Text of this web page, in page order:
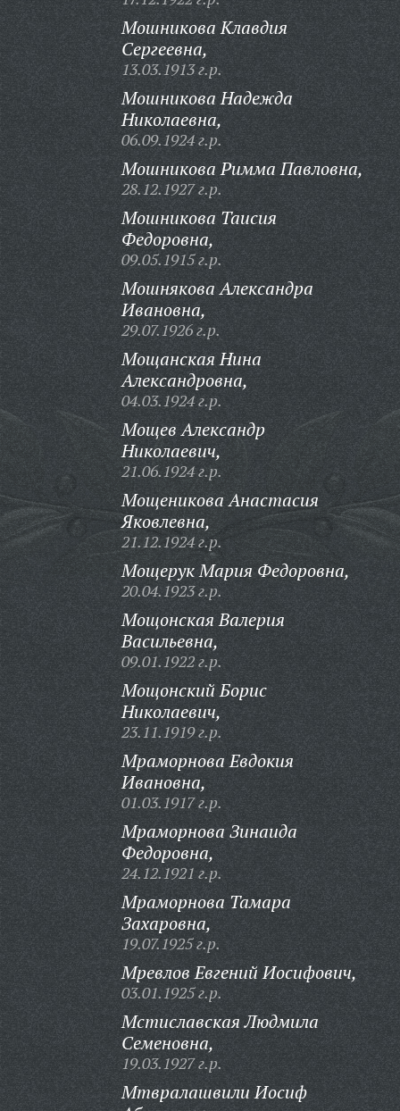
Мошникова Клавдия
Сергеевна,
13.03.1913 г.р.
Мошникова Надежда
Николаевна,
06.09.1924 г.р.
Мошникова Римма Павловна,
28.12.1927 г.р.
Мошникова Таисия
Федоровна,
09.05.1915 г.р.
Мошнякова Александра
Ивановна,
29.07.1926 г.р.
Мощанская Нина
Александровна,
04.03.1924 г.р.
Мощев Александр
Николаевич,
21.06.1924 г.р.
Мощеникова Анастасия
Яковлевна,
21.12.1924 г.р.
Мощерук Мария Федоровна,
20.04.1923 г.р.
Мощонская Валерия
Васильевна,
09.01.1922 г.р.
Мощонский Борис
Николаевич,
23.11.1919 г.р.
Мраморнова Евдокия
Ивановна,
01.03.1917 г.р.
Мраморнова Зинаида
Федоровна,
24.12.1921 г.р.
Мраморнова Тамара
Захаровна,
19.07.1925 г.р.
Мревлов Евгений Иосифович,
03.01.1925 г.р.
Мстиславская Людмила
Семеновна,
19.03.1927 г.р.
Мтвралашвили Иосиф